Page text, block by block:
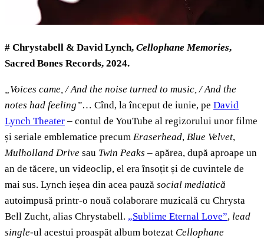
# Chrystabell & David Lynch, Cellophane Memories,
Sacred Bones Records, 2024.
„Voices came, / And the noise turned to music, / And the
notes had feeling”… Cînd, la început de iunie, pe David
Lynch Theater – contul de YouTube al regizorului unor filme
și seriale emblematice precum Eraserhead, Blue Velvet,
Mulholland Drive sau Twin Peaks – apărea, după aproape un
an de tăcere, un videoclip, el era însoțit și de cuvintele de
mai sus. Lynch ieșea din acea pauză social mediatică
autoimpusă printr-o nouă colaborare muzicală cu Chrysta
Bell Zucht, alias Chrystabell. „Sublime Eternal Love”, lead
single-ul acestui proaspăt album botezat Cellophane